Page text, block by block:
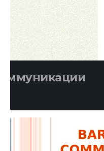
КОММУНИКАЦИЯ И
Искусство